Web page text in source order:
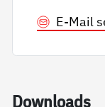
E-Mail
Down­loads